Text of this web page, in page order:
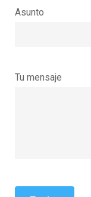
Asunto
Tu mensaje